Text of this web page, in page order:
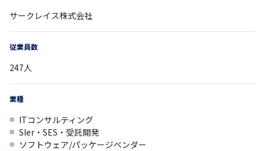
サークレイス株式会社
従業員数
247人
業種
ITコンサルティング
SIer・SES・受託開発
ソフトウェア/パッケージベンダー